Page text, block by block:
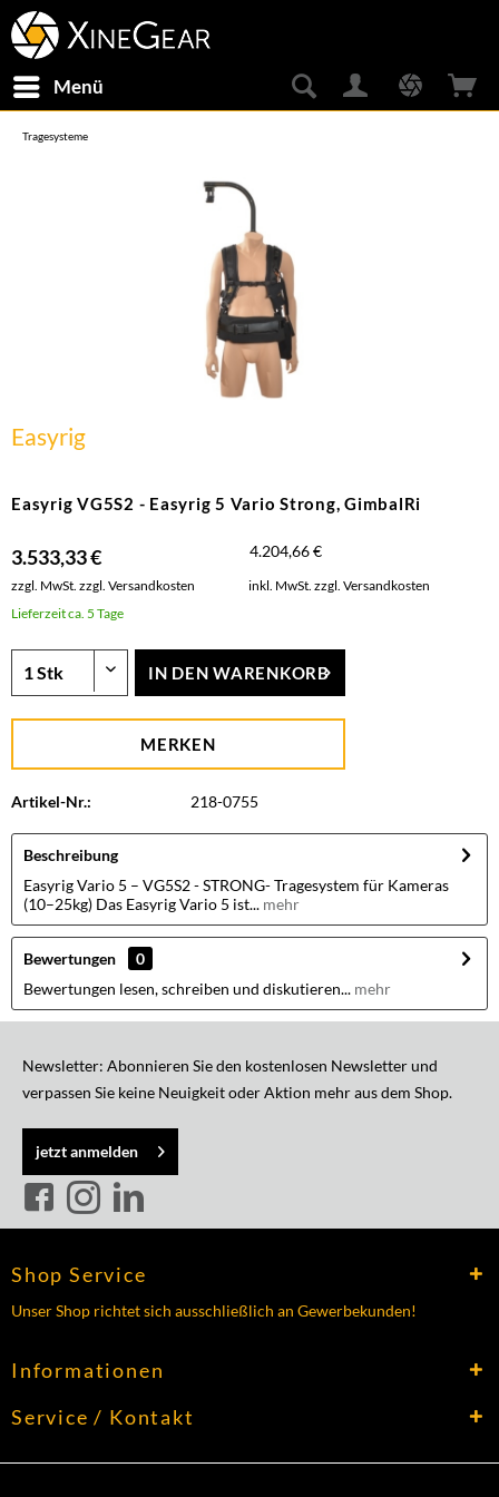
Menü
Tragesysteme
Easyrig
Easyrig VG5S2 - Easyrig 5 Vario Strong, GimbalRi
3.533,33 € 4.204,66 €
zzgl. MwSt. zzgl. Versandkosten inkl. MwSt. zzgl. Versandkosten
Lieferzeit ca. 5 Tage
IN DEN WARENKORB
MERKEN
Artikel-Nr.: 218-0755
Beschreibung
Easyrig Vario 5 – VG5S2 - STRONG- Tragesystem für Kameras
(10–25kg) Das Easyrig Vario 5 ist... mehr
Bewertungen
0
Bewertungen lesen, schreiben und diskutieren... mehr
Newsletter: Abonnieren Sie den kostenlosen Newsletter und
verpassen Sie keine Neuigkeit oder Aktion mehr aus dem Shop.
jetzt anmelden
Shop Service
Unser Shop richtet sich ausschließlich an Gewerbekunden!
Informationen
Service / Kontakt